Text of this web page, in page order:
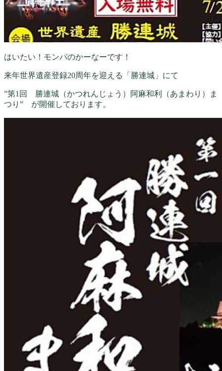
はいたい！モンパのかーなーです！
来年世界遺産登録20周年を迎える「勝連城」にて
”第1回 勝連城（かつれんじょう）阿麻和利（あまわり）ま
つり” が開催しております。